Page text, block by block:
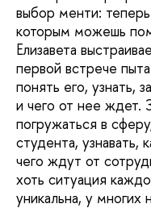
выбор менти:
которым можешь
Елизавета
первой встрече
понять его, узнать,
и чего от нее ждет.
погружаться в
студента, узнавать,
чего ждут от
хоть ситуация
уникальна, у